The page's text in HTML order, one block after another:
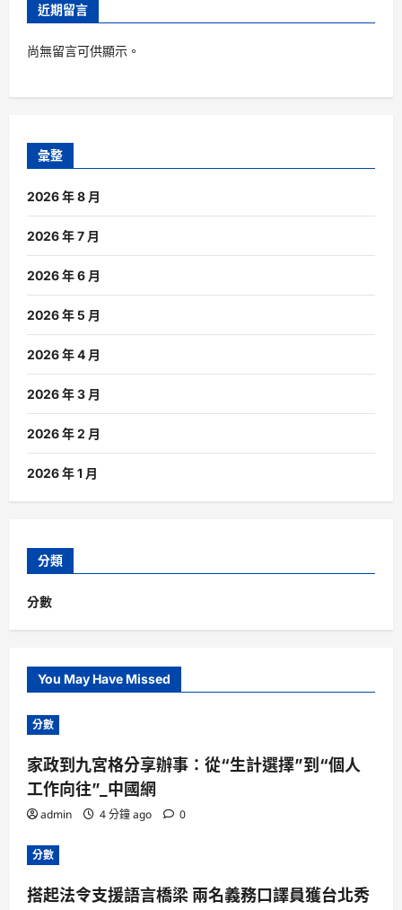
近期留言
尚無留言可供顯示。
彙整
2026 年 8 月
2026 年 7 月
2026 年 6 月
2026 年 5 月
2026 年 4 月
2026 年 3 月
2026 年 2 月
2026 年 1 月
分類
分數
You May Have Missed
分數
家政到九宮格分享辦事：從“生計選擇”到“個人
工作向往”_中國網
admin 4 分鐘 ago 0
分數
搭起法令支援語言橋梁 兩名義務口譯員獲台北秀